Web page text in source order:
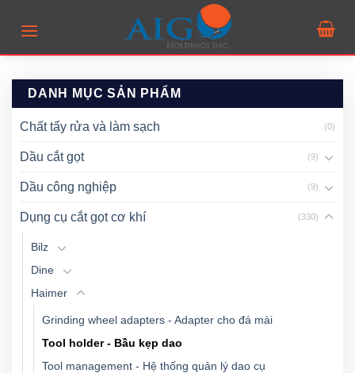
DANH MỤC SẢN PHẨM
Chất tẩy rửa và làm sạch (0)
Dầu cắt gọt (9)
Dầu công nghiệp (9)
Dụng cụ cắt gọt cơ khí (330)
Bilz
Dine
Haimer
Grinding wheel adapters - Adapter cho đá mài
Tool holder - Bầu kẹp dao
Tool management - Hệ thống quản lý dao cụ